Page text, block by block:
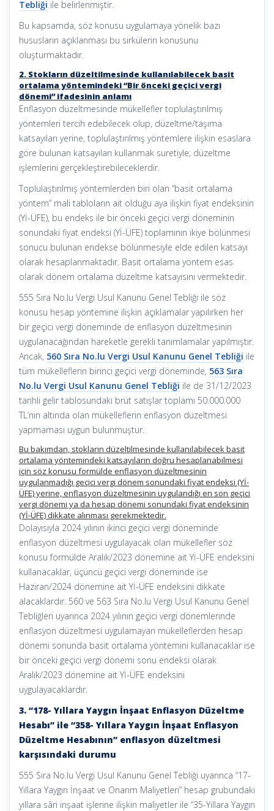
Tebliği ile belirlenmiştir.
Bu kapsamda, söz konusu uygulamaya yönelik bazı
hususların açıklanması bu sirkülerin konusunu
oluşturmaktadır.
2. Stokların düzeltilmesinde kullanılabilecek basit
ortalama yöntemindeki “Bir önceki geçici vergi
dönemi” ifadesinin anlamı
Enflasyon düzeltmesinde mükellefler toplulaştırılmış
yöntemleri tercih edebilecek olup, düzeltme/taşıma
katsayıları yerine, toplulaştırılmış yöntemlere ilişkin esaslara
göre bulunan katsayıları kullanmak suretiyle; düzeltme
işlemlerini gerçekleştirebileceklerdir.
Toplulaştırılmış yöntemlerden biri olan “basit ortalama
yöntem” mali tabloların ait olduğu aya ilişkin fiyat endeksinin
(Yİ-ÜFE), bu endeks ile bir önceki geçici vergi döneminin
sonundaki fiyat endeksi (Yİ-ÜFE) toplamının ikiye bölünmesi
sonucu bulunan endekse bölünmesiyle elde edilen katsayı
olarak hesaplanmaktadır. Basit ortalama yöntem esas
olarak dönem ortalama düzeltme katsayısını vermektedir.
555 Sıra No.lu Vergi Usul Kanunu Genel Tebliği ile söz
konusu hesap yöntemine ilişkin açıklamalar yapılırken her
bir geçici vergi döneminde de enflasyon düzeltmesinin
uygulanacağından hareketle gerekli tanımlamalar yapılmıştır.
Ancak, 560 Sıra No.lu Vergi Usul Kanunu Genel Tebliği ile
tüm mükelleflerin birinci geçici vergi döneminde, 563 Sıra
No.lu Vergi Usul Kanunu Genel Tebliği ile de 31/12/2023
tarihli gelir tablosundaki brüt satışlar toplamı 50.000.000
TL’nin altında olan mükelleflerin enflasyon düzeltmesi
yapmaması uygun bulunmuştur.
Bu bakımdan, stokların düzeltilmesinde kullanılabilecek basit
ortalama yöntemindeki katsayıların doğru hesaplanabilmesi
için söz konusu formülde enflasyon düzeltmesinin
uygulanmadığı geçici vergi dönem sonundaki fiyat endeksi (Yİ-
ÜFE) yerine, enflasyon düzeltmesinin uygulandığı en son geçici
vergi dönemi ya da hesap dönemi sonundaki fiyat endeksinin
(Yİ-ÜFE) dikkate alınması gerekmektedir.
Dolayısıyla 2024 yılının ikinci geçici vergi döneminde
enflasyon düzeltmesi uygulayacak olan mükellefler söz
konusu formülde Aralık/2023 dönemine ait Yİ-ÜFE endeksini
kullanacaklar, üçüncü geçici vergi döneminde ise
Haziran/2024 dönemine ait Yİ-ÜFE endeksini dikkate
alacaklardır. 560 ve 563 Sıra No.lu Vergi Usul Kanunu Genel
Tebliğleri uyarınca 2024 yılının geçici vergi dönemlerinde
enflasyon düzeltmesi uygulamayan mükelleflerden hesap
dönemi sonunda basit ortalama yöntemini kullanacaklar ise
bir önceki geçici vergi dönemi sonu endeksi olarak
Aralık/2023 dönemine ait Yİ-ÜFE endeksini
uygulayacaklardır.
3. “178- Yıllara Yaygın İnşaat Enflasyon Düzeltme
Hesabı” ile “358- Yıllara Yaygın İnşaat Enflasyon
Düzeltme Hesabının” enflasyon düzeltmesi
karşısındaki durumu
555 Sıra No.lu Vergi Usul Kanunu Genel Tebliği uyarınca “17-
Yıllara Yaygın İnşaat ve Onarım Maliyetleri” hesap grubundaki
yıllara sâri inşaat işlerine ilişkin maliyetler ile “35-Yıllara Yaygın